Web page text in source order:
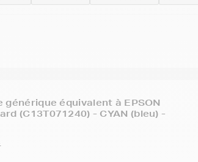
générique équivalent à EPSON
(C13T071240) - CYAN (bleu) -